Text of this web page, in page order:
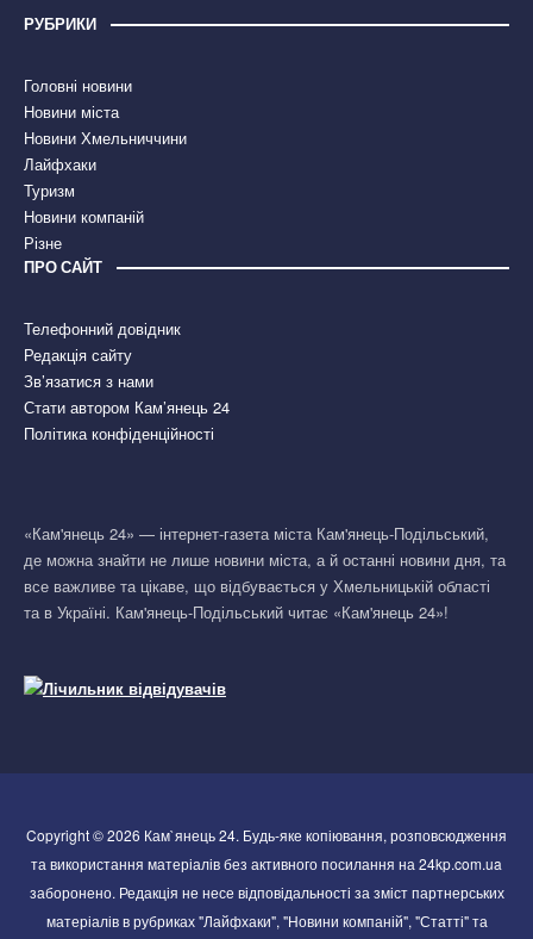
РУБРИКИ
Головні новини
Новини міста
Новини Хмельниччини
Лайфхаки
Туризм
Новини компаній
Різне
ПРО САЙТ
Телефонний довідник
Редакція сайту
Зв’язатися з нами
Стати автором Кам’янець 24
Політика конфіденційності
«Кам'янець 24» — інтернет-газета міста Кам'янець-Подільський,
де можна знайти не лише новини міста, а й останні новини дня, та
все важливе та цікаве, що відбувається у Хмельницькій області
та в Україні. Кам'янець-Подільський читає «Кам'янець 24»!
Copyright © 2026 Кам`янець 24. Будь-яке копіювання, розповсюдження
та використання матеріалів без активного посилання на 24kp.com.ua
заборонено. Редакція не несе відповідальності за зміст партнерських
матеріалів в рубриках "Лайфхаки", "Новини компаній", "Статті" та